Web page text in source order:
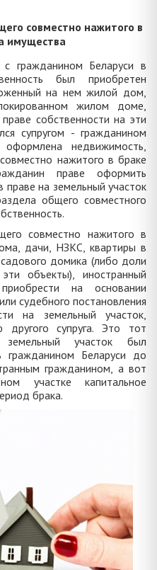
совместно нажитого в
имущества
гражданином Беларуси в
был приобретен
на нем жилой дом,
жилом доме,
собственности на эти
супругом - гражданином
недвижимость,
нажитого в браке
праве оформить
на земельный участок
общего совместного
совместно нажитого в
дачи, НЗКС, квартиры в
домика (либо доли
объекты), иностранный
на основании
судебного постановления
на земельный участок,
другого супруга. Это тот
участок был
гражданином Беларуси до
гражданином, а вот
участке капитальное
брака.